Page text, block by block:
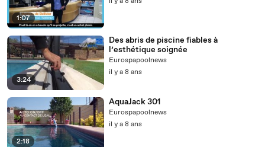
1:07
3:24
Des abris de piscine fiables à
l’esthétique soignée
Eurospapoolnews
il y a 8 ans
2:18
AquaJack 301
Eurospapoolnews
il y a 8 ans